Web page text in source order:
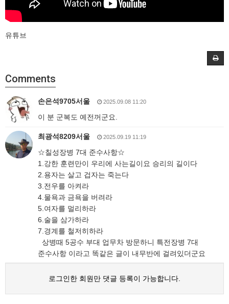
유튜브
Comments
손은석9705서울 2025.09.08 11:20
이 분 군복도 예전꺼군요.
최광석8209서울 2025.09.19 11:19
☆칠성장병 7대 준수사항☆
1.강한 훈련만이 우리에 사는길이요 승리의 길이다
2.용자는 살고 겁자는 죽는다
3.전우를 아켜라
4.물욕과 금욕을 버려라
5.여자를 멀리하라
6.술을 삼가하라
7.경계를 철저히하라
상병때 5공수 부대 업무차 방문하니 특전장병 7대
준수사항 이라고 똑같은 글이 내무반에 걸려있더군요
로그인한 회원만 댓글 등록이 가능합니다.